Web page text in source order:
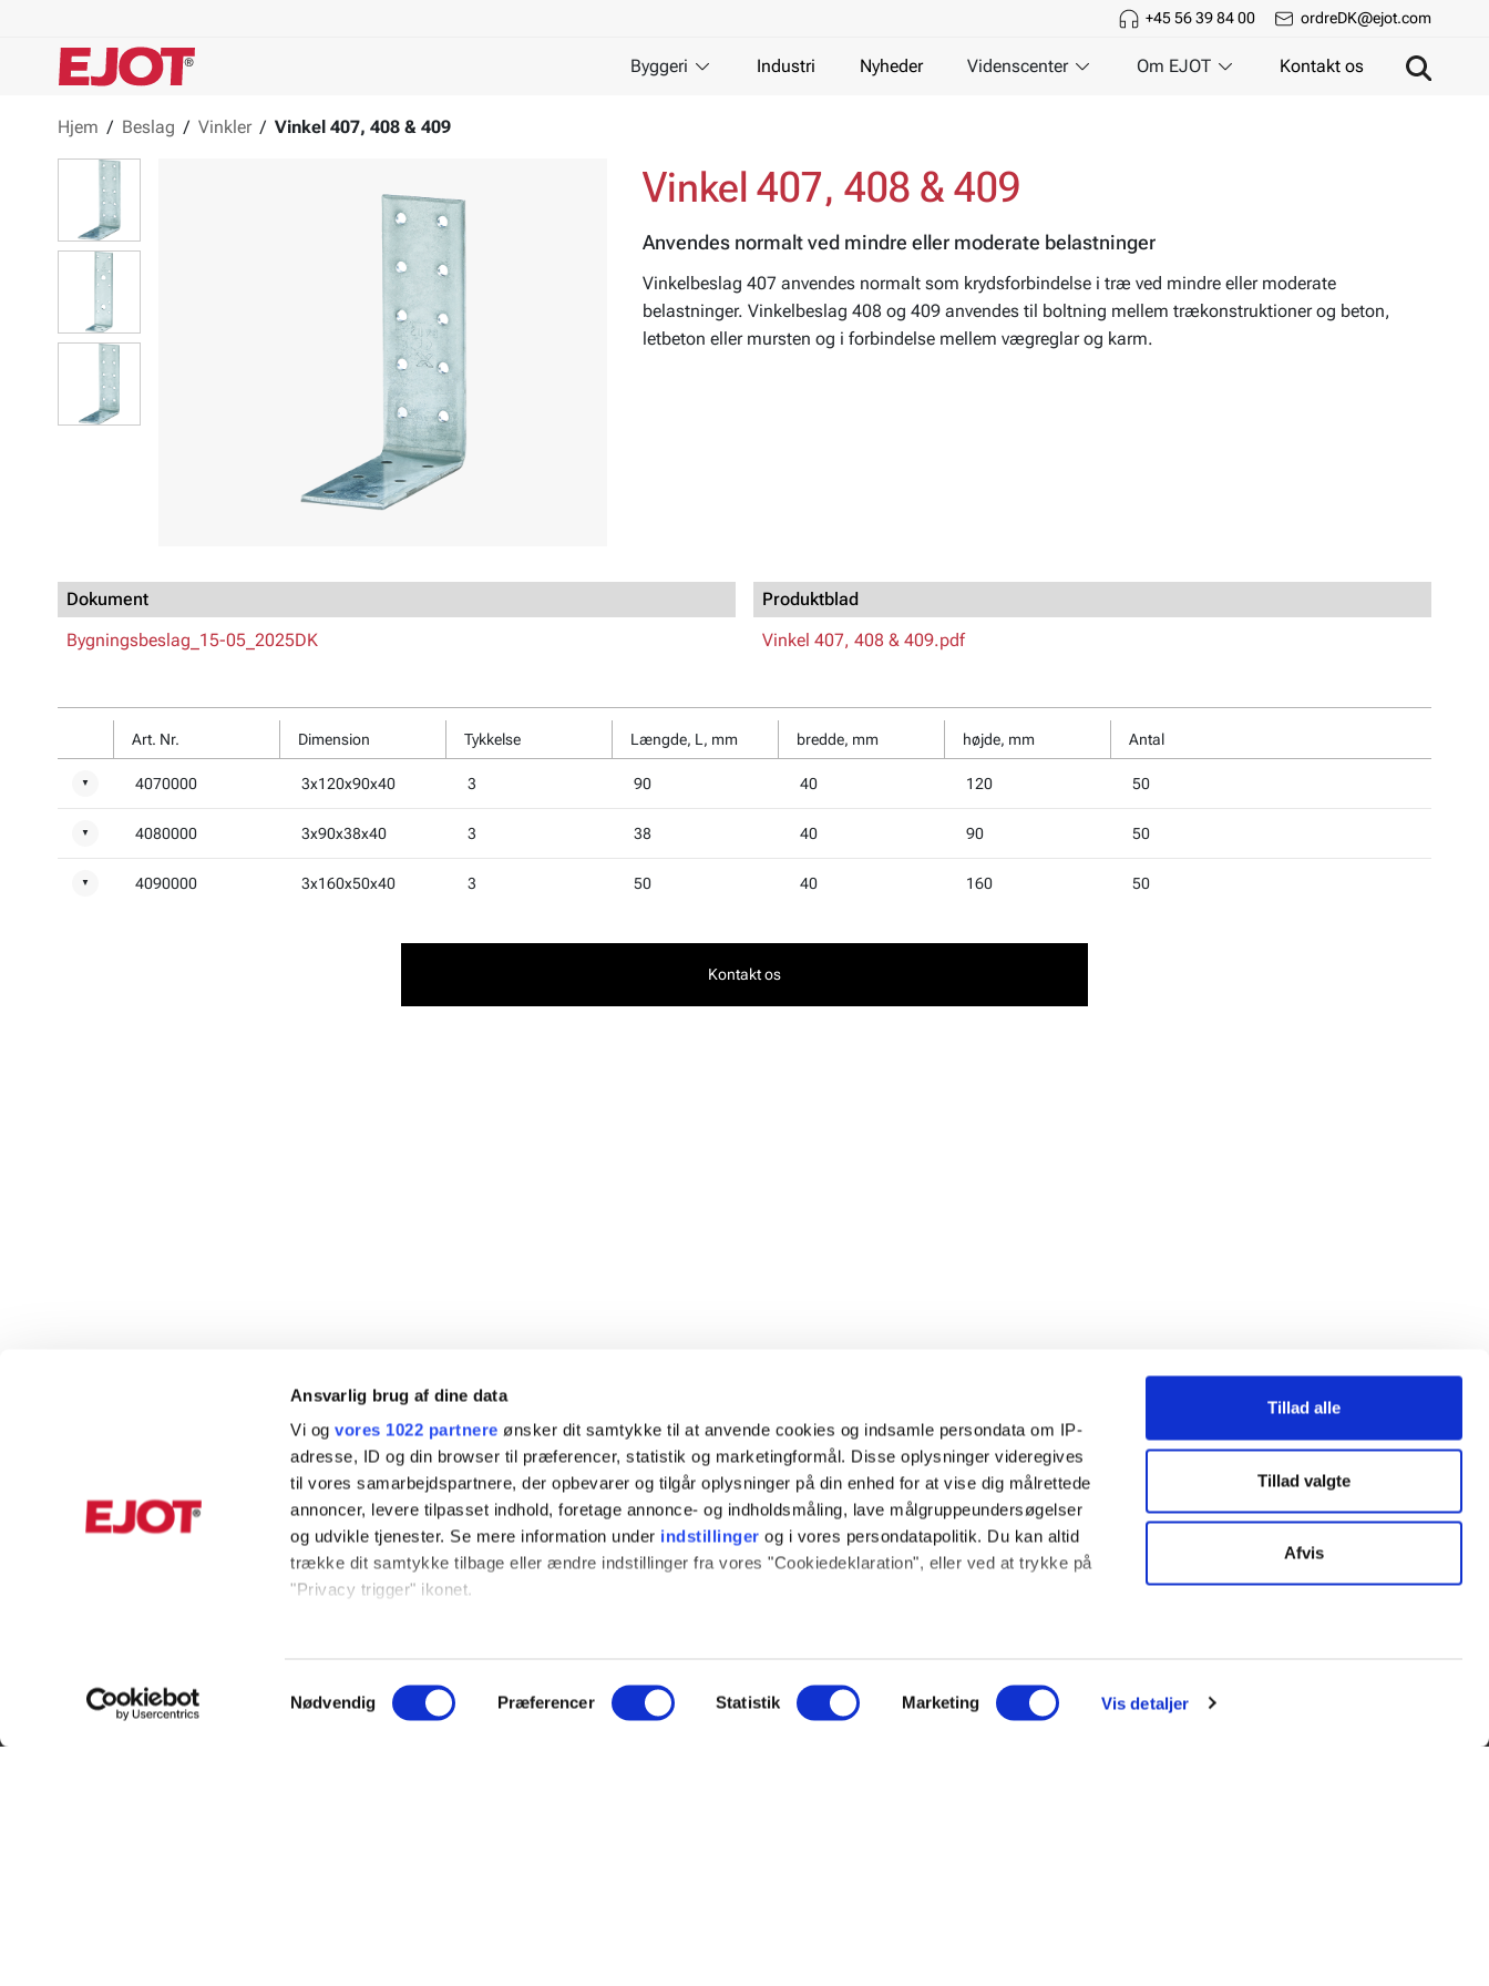
Ansvarlig brug af dine data
Vi ogvores 1022 partnere ønsker dit samtykke til at anvende cookies og indsamle persondata om IP-
adresse, ID og din browser til præferencer, statistik og marketingformål. Disse oplysninger videregives
til vores samarbejdspartnere, der opbevarer og tilgår oplysninger på din enhed for at vise dig målrettede
annoncer, levere tilpasset indhold, foretage annonce- og indholdsmåling, lave målgruppeundersøgelser
og udvikle tjenester. Se mere information under indstillinger og i vores persondatapolitik. Du kan altid
trække dit samtykke tilbage eller ændre indstillinger fra vores "Cookiedeklaration", eller ved at trykke på
"Privacy trigger" ikonet.
Identificere din enhed baseret på en scanning af dens unikke karakteristika (fingerprinting)
Samtykkevalg
Nødvendig Præferencer Statistik Marketing Vis detaljer
Tillad alle
Tillad valgte
Afvis
+45 56 39 84 00 ordreDK@ejot.com
Byggeri Industri Nyheder Videnscenter Om EJOT Kontakt os
Hjem / Beslag / Vinkler / Vinkel 407, 408 & 409
Vinkel 407, 408 & 409
Anvendes normalt ved mindre eller moderate belastninger
Vinkelbeslag 407 anvendes normalt som krydsforbindelse i træ ved mindre eller moderate
belastninger. Vinkelbeslag 408 og 409 anvendes til boltning mellem trækonstruktioner og beton,
letbeton eller mursten og i forbindelse mellem vægreglar og karm.
Dokument
Bygningsbeslag_15-05_2025DK
Produktblad
Vinkel 407, 408 & 409.pdf
Art. Nr. Dimension Tykkelse Længde, L, mm bredde, mm højde, mm Antal
▼ 4070000 3x120x90x40 3 90 40 120 50
▼ 4080000 3x90x38x40 3 38 40 90 50
▼ 4090000 3x160x50x40 3 50 40 160 50
Kontakt os
KUNDESERVICE INFORMATION SOCIALE MEDIER